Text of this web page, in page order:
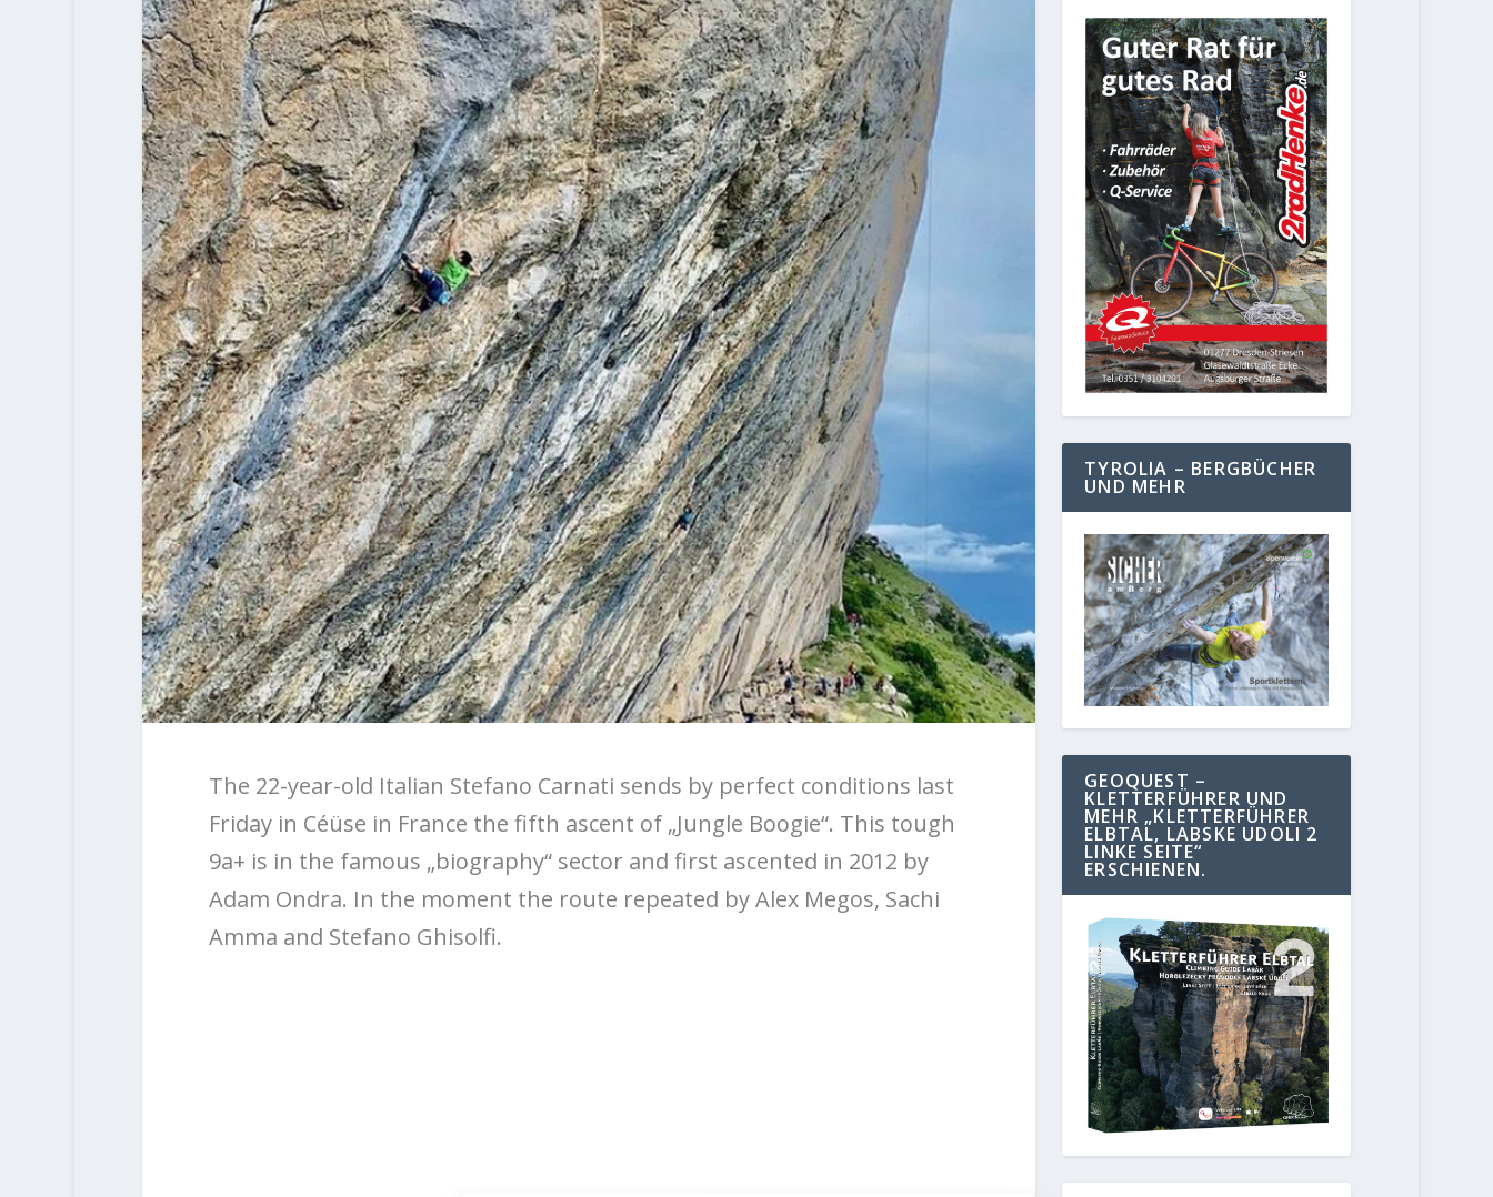
The 22-year-old Italian Stefano Carnati sends by perfect conditions last
Friday in Céüse in France the fifth ascent of „Jungle Boogie“. This tough
9a+ is in the famous „biography“ sector and first ascented in 2012 by
Adam Ondra. In the moment the route repeated by Alex Megos, Sachi
Amma and Stefano Ghisolfi.
TYROLIA – BERGBÜCHER
UND MEHR
GEOQUEST –
KLETTERFÜHRER UND
MEHR „KLETTERFÜHRER
ELBTAL, LABSKE UDOLI 2
LINKE SEITE“
ERSCHIENEN.